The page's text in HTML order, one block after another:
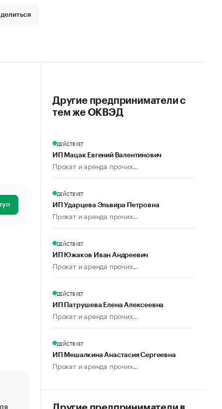
«От спорта тело стареет иначе». Как живет глава
Другие предприниматели с
тем же ОКВЭД
ДЕЙСТВУЕТ
ИП Мацак Евгений Валентинович
Прокат и аренда прочих...
ДЕЙСТВУЕТ
ИП Ударцева Эльвира Петровна
Прокат и аренда прочих...
ДЕЙСТВУЕТ
ИП Южаков Иван Андреевич
Прокат и аренда прочих...
ДЕЙСТВУЕТ
ИП Патрушева Елена Алексеевна
Прокат и аренда прочих...
ДЕЙСТВУЕТ
ИП Мешалкина Анастасия Сергеевна
Прокат и аренда прочих...